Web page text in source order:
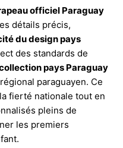
officiel Paraguay
détails précis,
du design pays
des standards de
pays Paraguay
paraguayen. Ce
fierté nationale tout en
pleins de
les premiers